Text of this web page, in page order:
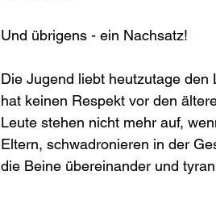
Und übrigens - ein Nachsatz!
Die Jugend liebt heutzutage
hat keinen Respekt vor den
Leute stehen nicht mehr auf,
Eltern, schwadronieren in der
die Beine übereinander und